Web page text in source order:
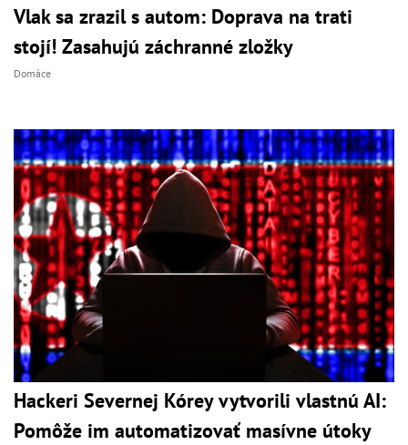
Vlak sa zrazil s autom: Doprava na trati
stojí! Zasahujú záchranné zložky
Domáce
Hackeri Severnej Kórey vytvorili vlastnú AI:
Pomôže im automatizovať masívne útoky